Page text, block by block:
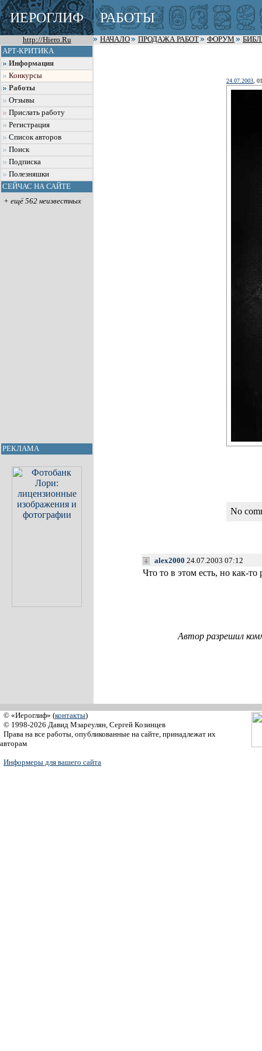
ИЕРОГЛИФ РАБОТЫ
http://Hiero.Ru НАЧАЛО ПРОДАЖА РАБОТ ФОРУМ
АРТ-КРИТИКА
Информация
Конкурсы
Работы
Отзывы
Прислать работу
Регистрация
Список авторов
Поиск
Подписка
Полезняшки
СЕЙЧАС НА САЙТЕ
+ ещё 562 неизвестных
РЕКЛАМА
24.07.2003 ,
No
alex2000 24.07.2003 07:12
Что то в этом есть, но как-то
Автор разрешил
© «Иероглиф» (контакты)
© 1998-2026 Давид Мзареулян, Сергей Козинцев
Права на все работы, опубликованные на сайте, принадлежат их
авторам
Информеры для вашего сайта